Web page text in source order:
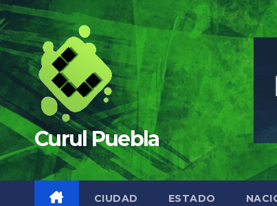
Saltar
al
contenido
Curul Puebla
CIUDAD ESTADO